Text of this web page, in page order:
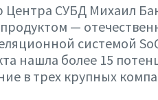
Центра СУБД Михаил
—
системой
нашла более 15
в трех крупных